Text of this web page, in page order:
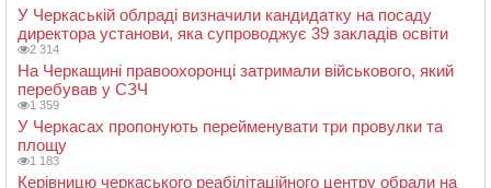
У Черкаській облраді визначили кандидатку на посаду
директора установи, яка супроводжує 39 закладів освіти
2 314
На Черкащині правоохоронці затримали військового, який
перебував у СЗЧ
1 359
У Черкасах пропонують перейменувати три провулки та
площу
1 183
Керівницю черкаського реабілітаційного центру обрали на